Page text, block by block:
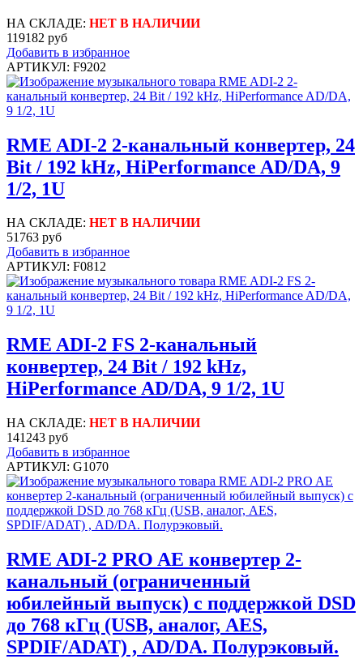
НА СКЛАДЕ: НЕТ В НАЛИЧИИ
119182 руб
Добавить в избранное
АРТИКУЛ: F9202
RME ADI-2 2-канальный конвертер, 24
Bit / 192 kHz, HiPerformance AD/DA, 9
1/2, 1U
НА СКЛАДЕ: НЕТ В НАЛИЧИИ
51763 руб
Добавить в избранное
АРТИКУЛ: F0812
RME ADI-2 FS 2-канальный
конвертер, 24 Bit / 192 kHz,
HiPerformance AD/DA, 9 1/2, 1U
НА СКЛАДЕ: НЕТ В НАЛИЧИИ
141243 руб
Добавить в избранное
АРТИКУЛ: G1070
RME ADI-2 PRO AE конвертер 2-
канальный (ограниченный
юбилейный выпуск) с поддержкой DSD
до 768 кГц (USB, аналог, AES,
SPDIF/ADAT) , AD/DA. Полурэковый.